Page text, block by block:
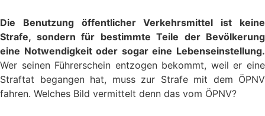
Die Benutzung öffentlicher Verkehrsmittel ist keine
Strafe, sondern für bestimmte Teile der Bevölkerung
eine Notwendigkeit oder sogar eine Lebenseinstellung.
Wer seinen Führerschein entzogen bekommt, weil er eine
Straftat begangen hat, muss zur Strafe mit dem ÖPNV
fahren. Welches Bild vermittelt denn das vom ÖPNV?